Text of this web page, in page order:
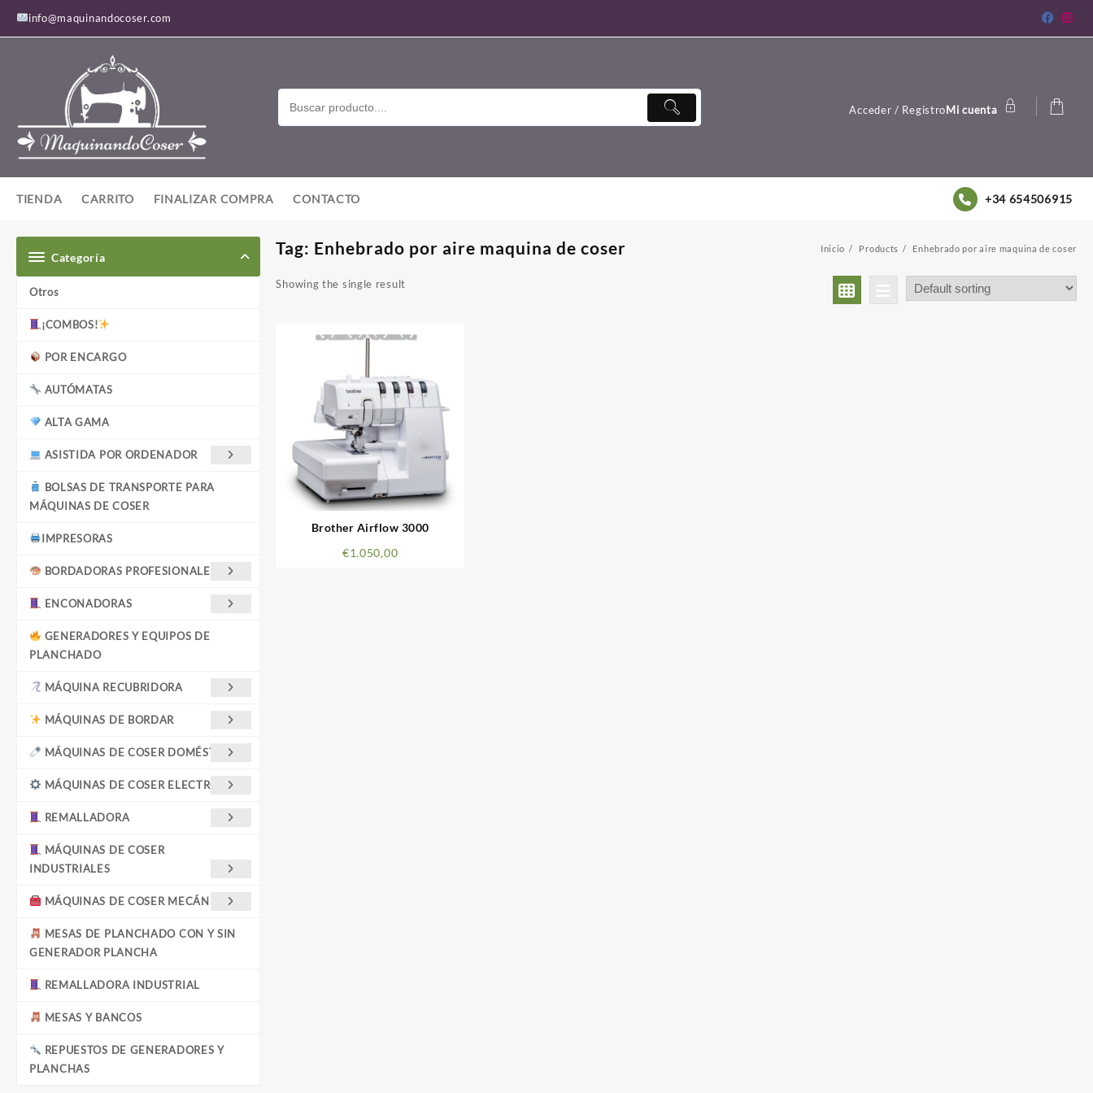
contenido
info@maquinandocoser.com
Acceder / RegistroMi cuenta
TIENDA CARRITO FINALIZAR COMPRA CONTACTO +34 654506915
Categoría
Otros
¡COMBOS!
POR ENCARGO
AUTÓMATAS
ALTA GAMA
ASISTIDA POR ORDENADOR
BOLSAS DE TRANSPORTE PARA
MÁQUINAS DE COSER
IMPRESORAS
BORDADORAS PROFESIONALES
ENCONADORAS
GENERADORES Y EQUIPOS DE
PLANCHADO
MÁQUINA RECUBRIDORA
MÁQUINAS DE BORDAR
MÁQUINAS DE COSER DOMÉSTICAS
MÁQUINAS DE COSER ELECTRÓNICA
REMALLADORA
MÁQUINAS DE COSER
INDUSTRIALES
MÁQUINAS DE COSER MECÁNICAS
MESAS DE PLANCHADO CON Y SIN
GENERADOR PLANCHA
REMALLADORA INDUSTRIAL
MESAS Y BANCOS
REPUESTOS DE GENERADORES Y
PLANCHAS
Tag: Enhebrado por aire maquina de coser Inicio Products Enhebrado por aire maquina de coser
Showing the single result
Brother Airflow 3000
€1.050,00